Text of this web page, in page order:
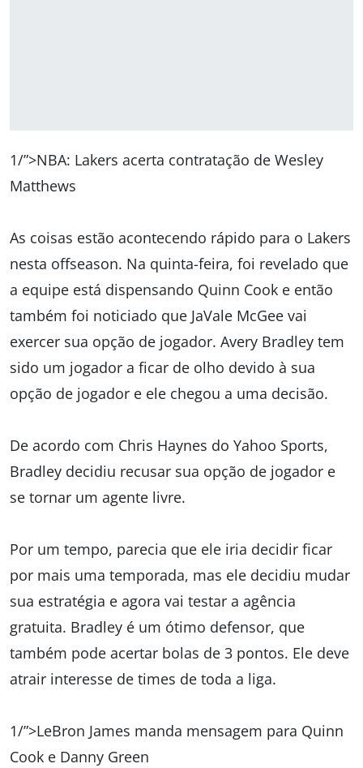
1/”>NBA: Lakers acerta contratação de Wesley
Matthews
As coisas estão acontecendo rápido para o Lakers
nesta offseason. Na quinta-feira, foi revelado que
a equipe está dispensando Quinn Cook e então
também foi noticiado que JaVale McGee vai
exercer sua opção de jogador. Avery Bradley tem
sido um jogador a ficar de olho devido à sua
opção de jogador e ele chegou a uma decisão.
De acordo com Chris Haynes do Yahoo Sports,
Bradley decidiu recusar sua opção de jogador e
se tornar um agente livre.
Por um tempo, parecia que ele iria decidir ficar
por mais uma temporada, mas ele decidiu mudar
sua estratégia e agora vai testar a agência
gratuita. Bradley é um ótimo defensor, que
também pode acertar bolas de 3 pontos. Ele deve
atrair interesse de times de toda a liga.
1/”>LeBron James manda mensagem para Quinn
Cook e Danny Green